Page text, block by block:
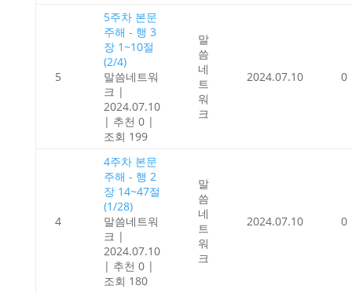
5
5주차 본문
주해 - 행 3
장 1~10절
(2/4)
말씀네트워
크 |
2024.07.10
| 추천 0 |
조회 199
말
씀
네
트
워
크
2024.07.10 0
4
4주차 본문
주해 - 행 2
장 14~47절
(1/28)
말씀네트워
크 |
2024.07.10
| 추천 0 |
조회 180
말
씀
네
트
워
크
2024.07.10 0